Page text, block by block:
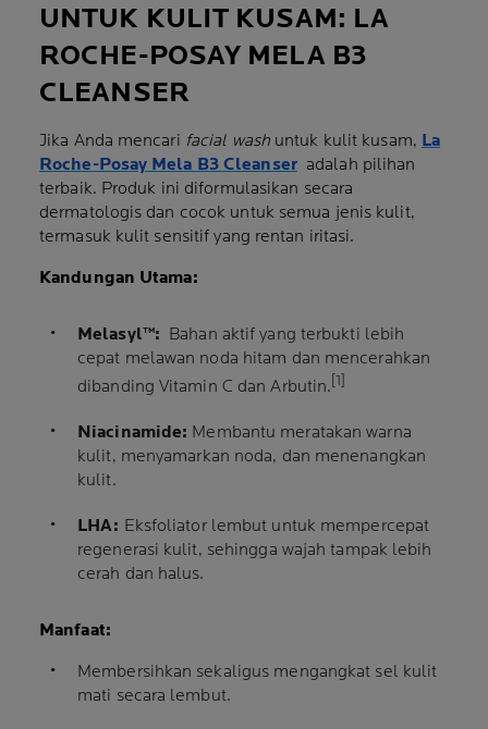
UNTUK KULIT KUSAM: LA
ROCHE-POSAY MELA B3
CLEANSER
Jika Anda mencari facial washuntuk kulit kusam, La
Roche-Posay Mela B3 Cleanser adalah pilihan
terbaik. Produk ini diformulasikan secara
dermatologis dan cocok untuk semua jenis kulit,
termasuk kulit sensitif yang rentan iritasi.
Kandungan Utama:
Melasyl™: Bahan aktif yang terbukti lebih
cepat melawan noda hitam dan mencerahkan
dibanding Vitamin C dan Arbutin. [1]
Niacinamide: Membantu meratakan warna
kulit, menyamarkan noda, dan menenangkan
kulit.
LHA: Eksfoliator lembut untuk mempercepat
regenerasi kulit, sehingga wajah tampak lebih
cerah dan halus.
Manfaat:
Membersihkan sekaligus mengangkat sel kulit
mati secara lembut.